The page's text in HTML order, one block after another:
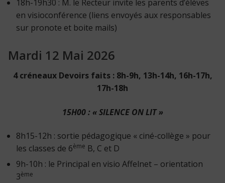
18h-19h30 : M. le Recteur invite les parents d’élèves
en visioconférence (liens envoyés aux responsables
sur pronote et boite mails)
Mardi 12 Mai 2026
4 créneaux Devoirs faits : 8h-9h, 13h-14h, 16h-17h,
17h-18h
15H00 : « SILENCE ON LIT »
8h15-12h : sortie pédagogique « ciné-collège » pour
les classes de 6ème B, C et D
9h-10h : le Principal en visio Affelnet – orientation
3ème